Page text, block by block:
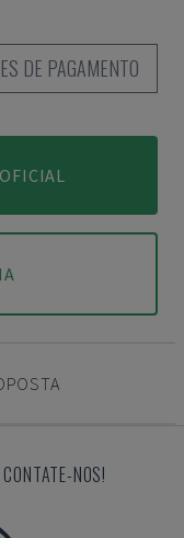
DE PAGAMENTO
NOS!